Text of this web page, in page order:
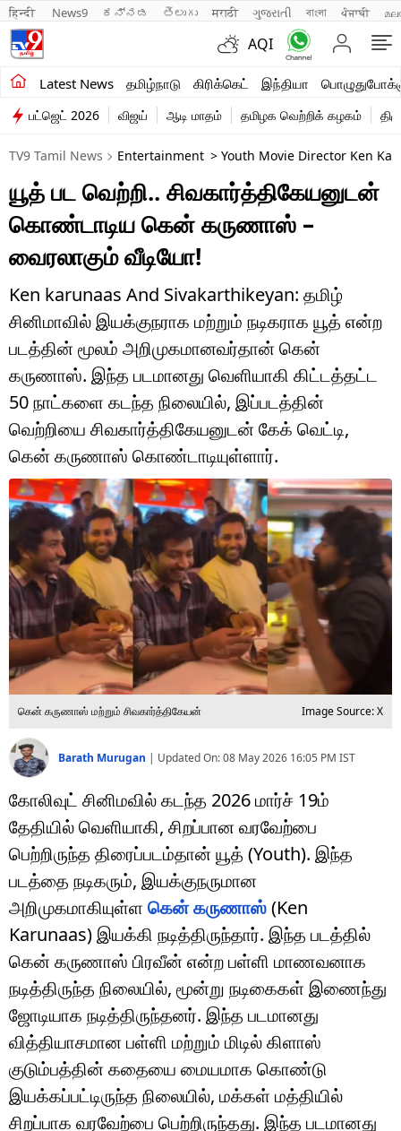
हिन्दी News9 ಕನ್ನಡ తెలుగు मराठी ગુજરાતી বাংলা ਪੰਜਾਬੀ
AQI
Latest News தமிழ்நாடு கிரிக்கெட் இந்தியா
சமீபத்திய செய்திகள்
தமிழ்நாடு
இந்தியா
உலகம்
பொழுதுபோக்கு
லைஃப்ஸ்டைல்
வணிகம்
டெக்னாலஜி
ஆன்மீகம்
வைரல்
ஹெஃல்த்
ஷார்ட் வீடியோஸ்
வலை கதைகள்
போட்டோ கேலரி
பட்ஜெட் 2026 விஜய் ஆடி மாதம் தமிழக வெற்றிக் கழகம்
TV9 Tamil News Entertainment > Youth Movie Director Ken
யூத் பட வெற்றி.. சிவகார்த்திகேயனுடன்
கொண்டாடிய கென் கருணாஸ் –
வைரலாகும் வீடியோ!
Ken karunaas And Sivakarthikeyan: தமிழ்
சினிமாவில் இயக்குநராக மற்றும் நடிகராக யூத் என்ற
படத்தின் மூலம் அறிமுகமானவர்தான் கென்
கருணாஸ். இந்த படமானது வெளியாகி கிட்டத்தட்ட
50 நாட்களை கடந்த நிலையில், இப்படத்தின்
வெற்றியை சிவகார்த்திகேயனுடன் கேக் வெட்டி,
கென் கருணாஸ் கொண்டாடியுள்ளார்.
கென் கருணாஸ் மற்றும் சிவகார்த்திகேயன் Image Source: X
Barath Murugan | Updated On:08 May 2026 16:05 PM IST
கோலிவுட் சினிமவில் கடந்த 2026 மார்ச் 19ம்
தேதியில் வெளியாகி, சிறப்பான வரவேற்பை
பெற்றிருந்த திரைப்படம்தான் யூத் (Youth). இந்த
படத்தை நடிகரும், இயக்குநருமான
அறிமுகமாகியுள்ள கென் கருணாஸ்(Ken
Karunaas) இயக்கி நடித்திருந்தார். இந்த படத்தில்
கென் கருணாஸ் பிரவீன் என்ற பள்ளி மாணவனாக
நடித்திருந்த நிலையில், மூன்று நடிகைகள் இணைந்து
ஜோடியாக நடித்திருந்தனர். இந்த படமானது
வித்தியாசமான பள்ளி மற்றும் மிடில் கிளாஸ்
குடும்பத்தின் கதையை மையமாக கொண்டு
இயக்கப்பட்டிருந்த நிலையில், மக்கள் மத்தியில்
சிறப்பாக வரவேற்பை பெற்றிருந்தது. இந்த படமானது